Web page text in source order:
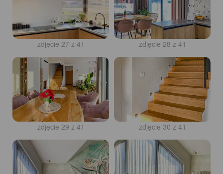
zdjęcie 27 z 41 zdjęcie 28 z 41
zdjęcie 29 z 41 zdjęcie 30 z 41